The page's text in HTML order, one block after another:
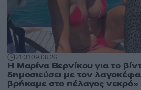
21:3109.08.26
Η Μαρίνα Βερνίκου για το
δημοσιεύσει με τον
βρήκαμε στο πέλαγος νεκρό»